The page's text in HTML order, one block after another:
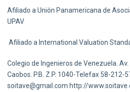
Afiliado a Unión Panamericana de
UPAV
Afiliado a International Valuation
Colegio de Ingenieros de Venezuela.
Caobos. P.B. Z.P. 1040-Telefax 58-212-
soitave@gmail.com http://